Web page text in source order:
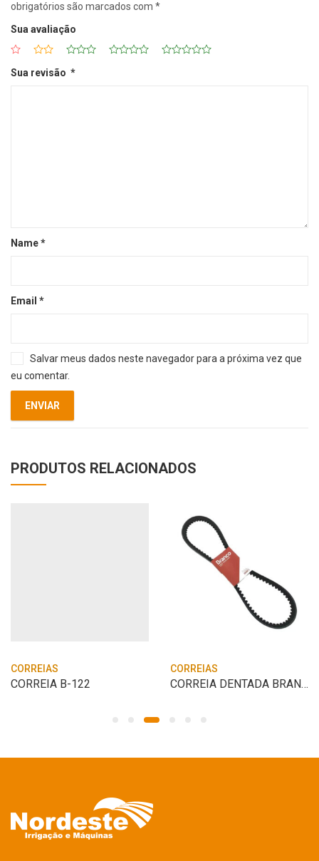
obrigatórios são marcados com *
Sua avaliação
Sua revisão *
Name*
Email *
Salvar meus dados neste navegador para a próxima vez que
eu comentar.
PRODUTOS RELACIONADOS
CORREIAS
CORREIA B-122
CORREIAS
CORREIA DENTADA BRANCO 13X8X990 BTTG6.5